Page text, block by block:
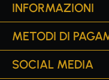
INFORMAZIONI
METODI DI
SOCIAL MEDIA